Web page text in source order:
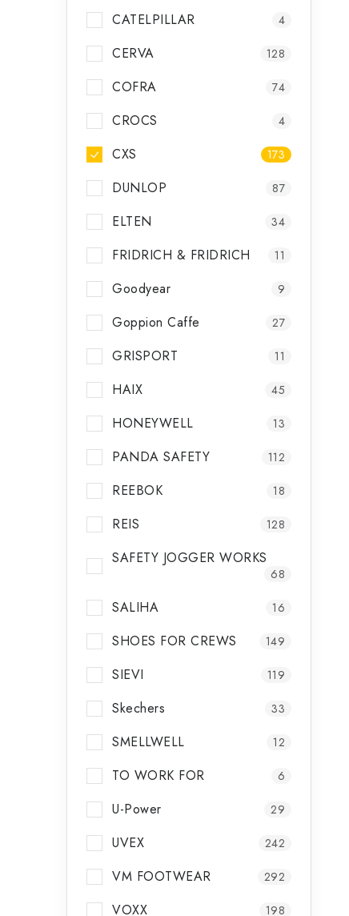
CATELPILLAR 4
CERVA 128
COFRA 74
CROCS 4
CXS 173
DUNLOP 87
ELTEN 34
FRIDRICH & FRIDRICH 11
Goodyear 9
Goppion Caffe 27
GRISPORT 11
HAIX 45
HONEYWELL 13
PANDA SAFETY 112
REEBOK 18
REIS 128
SAFETY JOGGER WORKS
68
SALIHA 16
SHOES FOR CREWS 149
SIEVI 119
Skechers 33
SMELLWELL 12
TO WORK FOR 6
U-Power 29
UVEX 242
VM FOOTWEAR 292
VOXX 198